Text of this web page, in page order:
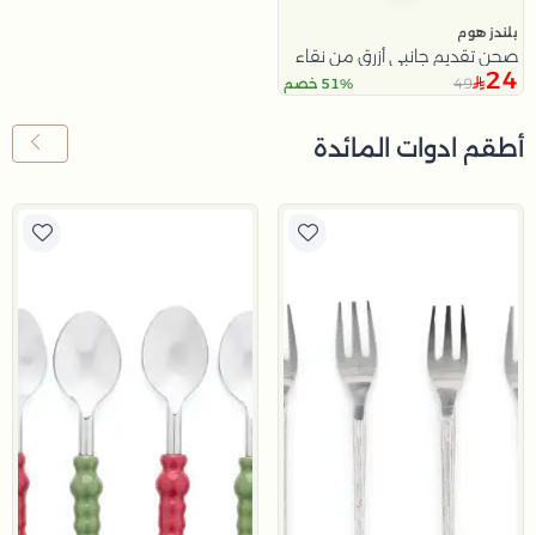
بلندز هوم
صحن تقديم جانبي أزرق من نقاء
24
49 51% خصم
أطقم ادوات المائدة